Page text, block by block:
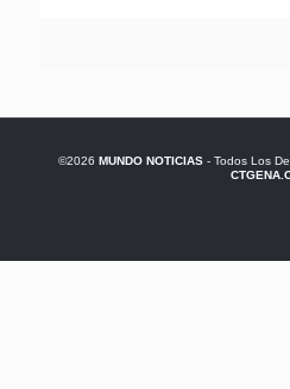
©2026 MUNDO NOTICIAS- Todos Los